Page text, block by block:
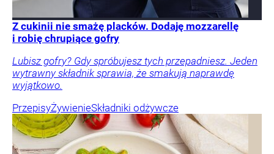
Z cukinii nie smażę placków. Dodaję mozzarellę
i robię chrupiące gofry
Lubisz gofry? Gdy spróbujesz tych przepadniesz. Jeden
wytrawny składnik sprawia, że smakują naprawdę
wyjątkowo.
PrzepisyŻywienieSkładniki odżywcze